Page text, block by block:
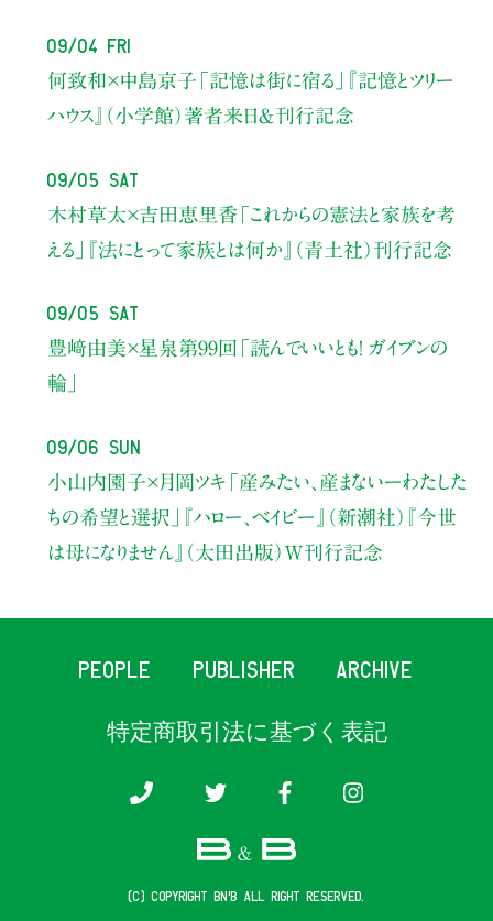
09/04 Fri
何致和×中島京子 「記憶は街に宿る」
『記憶とツリー
ハウス』（小学館）著者来日＆刊行記念
09/05 Sat
木村草太×吉田恵里香 「これからの憲法と家族を考
える」
『法にとって家族とは何か』（青土社）刊行記念
09/05 Sat
豊﨑由美×星泉 第99回「読んでいいとも！ ガイブンの
輪」
09/06 Sun
小山内園子×月岡ツキ 「産みたい、産まないーわたした
ちの希望と選択」
『ハロー、ベイビー』（新潮社） 『今世
は母になりません』（太田出版）W刊行記念
PEOPLE PUBLISHER ARCHIVE
特定商取引法に基づく表記
(c) COPYRIGHT B&B ALL RIGHT RESERVED.